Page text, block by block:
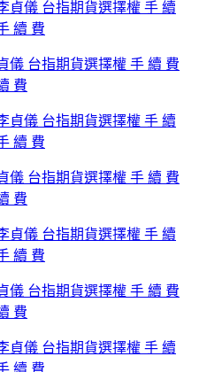
儀 台指期貨選擇權 手 續 費
費
儀 台指期貨選擇權 手 續 費
費
儀 台指期貨選擇權 手 續 費
費